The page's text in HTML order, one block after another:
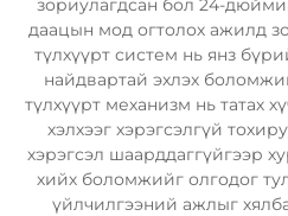
зориулагдсан бол 24-
даацын мод огтолох ажилд
түлхүүрт систем нь янз
найдвартай эхлэх
түлхүүрт механизм нь татах
хэлхээг хэрэгсэлгүй
хэрэгсэл шаарддаггүйгээр
хийх боломжийг олгодог
үйлчилгээний ажлыг